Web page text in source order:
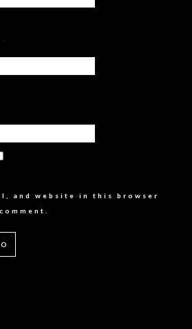
*
and website in this browser